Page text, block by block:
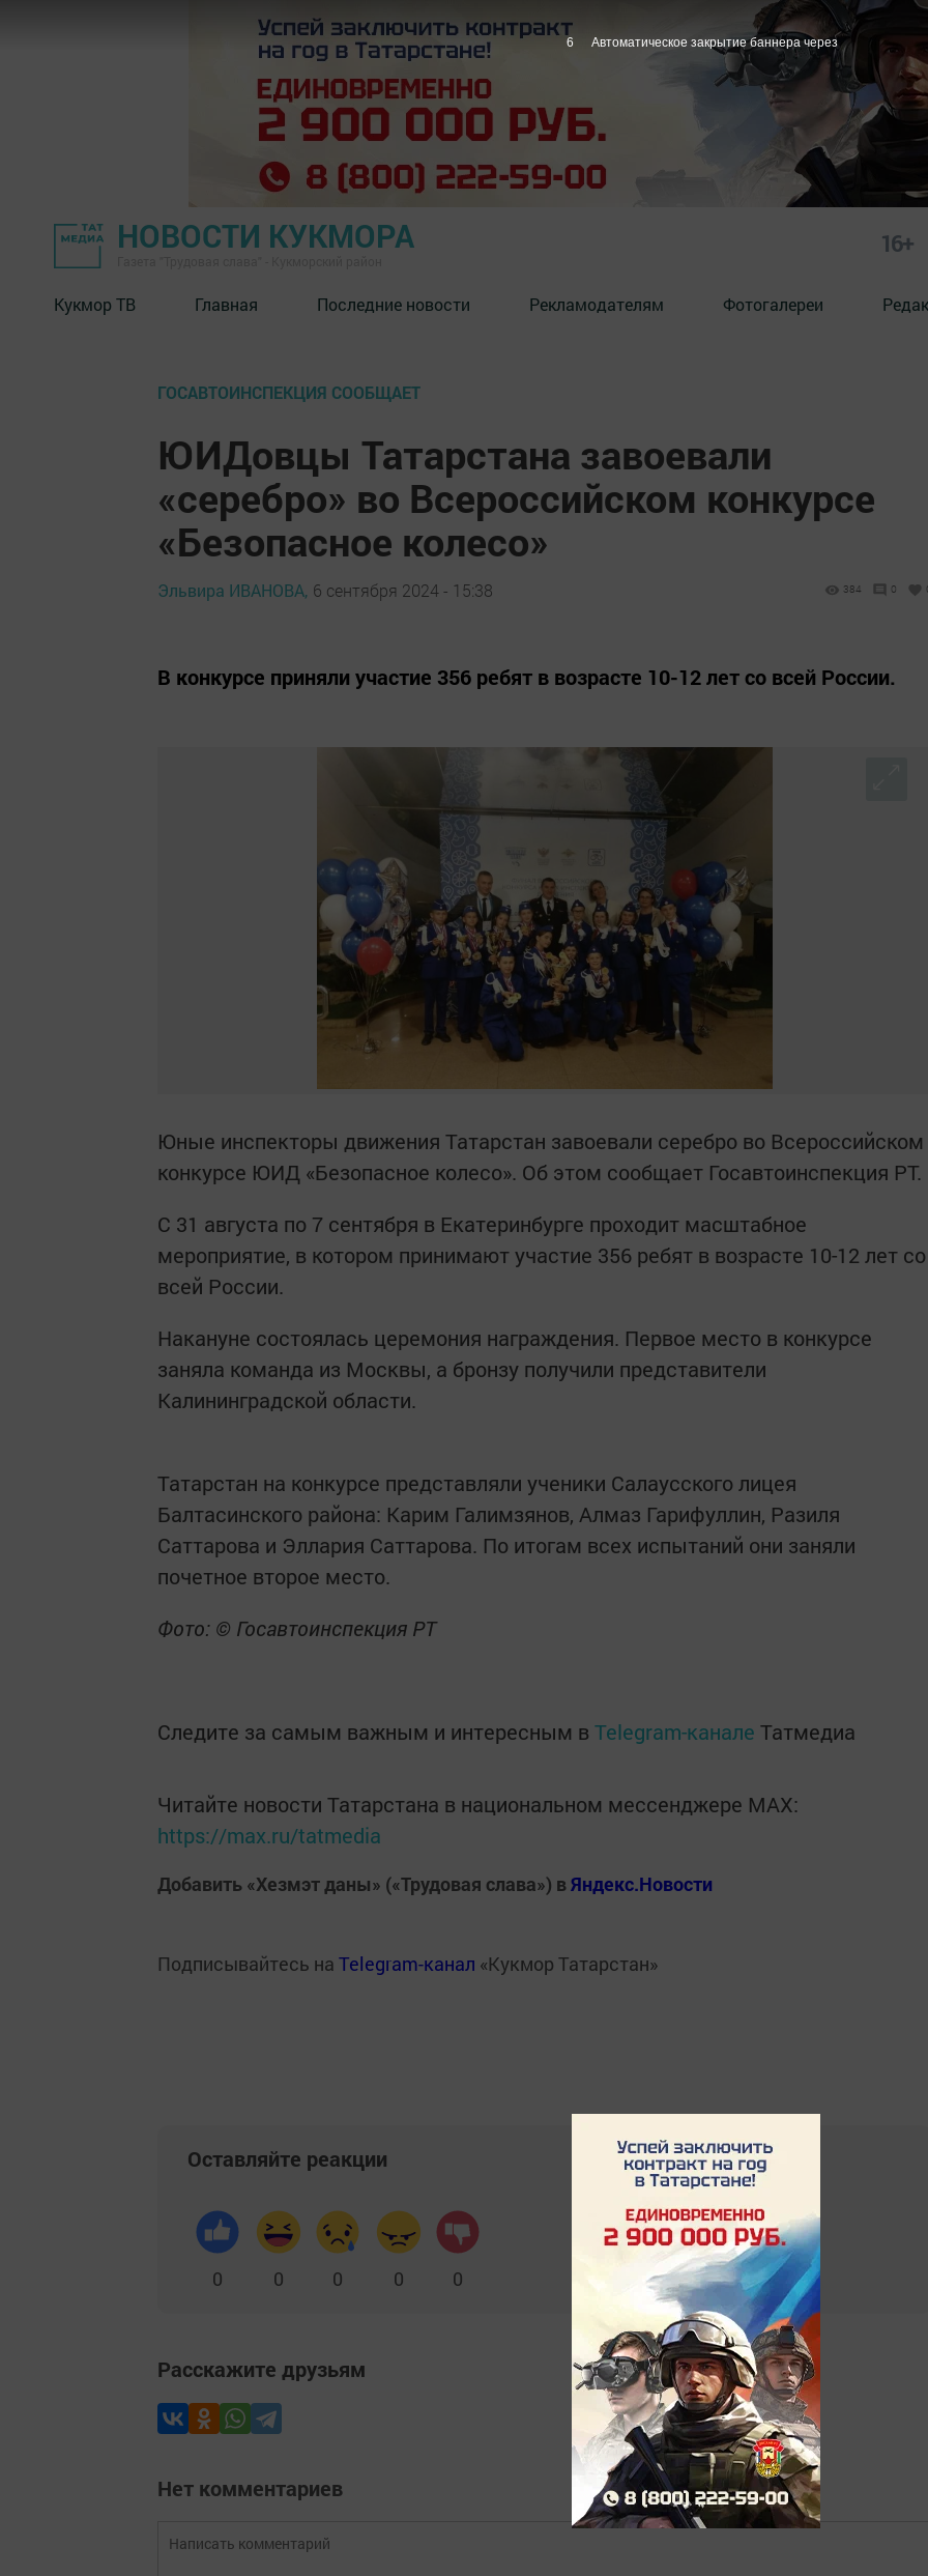
НОВОСТИ КУКМОРА 16+
Кукмор ТВ Главная Последние новости Рекламодателям Фотогалереи
ГОСАВТОИНСПЕКЦИЯ СООБЩАЕТ
ЮИДовцы Татарстана завоевали
«серебро» во Всероссийском конкурсе
«Безопасное колесо»
Эльвира ИВАНОВА, 6 сентября 2024 - 15:38 384 0
В конкурсе приняли участие 356 ребят в возрасте 10-12 лет со всей России.
Юные инспекторы движения Татарстан завоевали серебро во Всероссийском
конкурсе ЮИД «Безопасное колесо». Об этом сообщает Госавтоинспекция РТ.
С 31 августа по 7 сентября в Екатеринбурге проходит масштабное
мероприятие, в котором принимают участие 356 ребят в возрасте 10-12 лет со
всей России.
Накануне состоялась церемония награждения. Первое место в конкурсе
заняла команда из Москвы, а бронзу получили представители
Калининградской области.
Татарстан на конкурсе представляли ученики Салаусского лицея
Балтасинского района: Карим Галимзянов, Алмаз Гарифуллин, Разиля
Саттарова и Эллария Саттарова. По итогам всех испытаний они заняли
почетное второе место.
Фото: © Госавтоинспекция РТ
Следите за самым важным и интересным в Telegram-канале Татмедиа
Читайте новости Татарстана в национальном мессенджере MАХ:
https://max.ru/tatmedia
Добавить «Хезмэт даны» («Трудовая слава») вЯндекс.Новости
Подписывайтесь на Telegram-канал «Кукмор Татарстан»
Оставляйте реакции
0 0 0 0 0
Расскажите друзьям
Нет комментариев
5 Автоматическое закрытие баннера через